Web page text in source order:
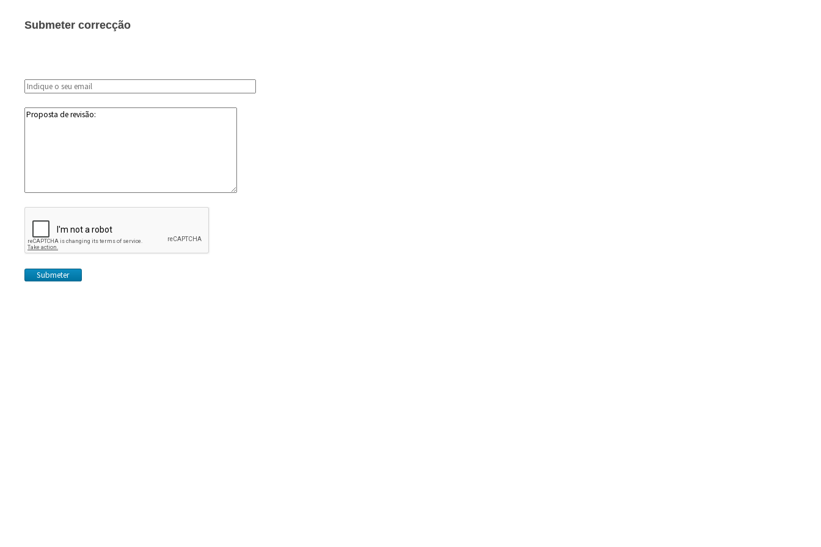
Submeter correcção